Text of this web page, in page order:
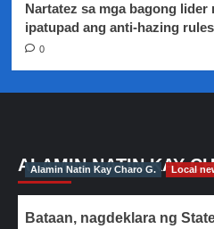
Nartatez sa mga bagong lider
ipatupad ang anti-hazing rules
0
ALAMIN NATIN KAY
Alamin Natin Kay Charo G. Local
Bataan, nagdeklara ng